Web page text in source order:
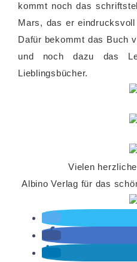
kommt noch das
Mars, das er
Dafür bekommt das Buch
und noch dazu das
Lieblingsbücher.
Vielen
Albino Verlag für das